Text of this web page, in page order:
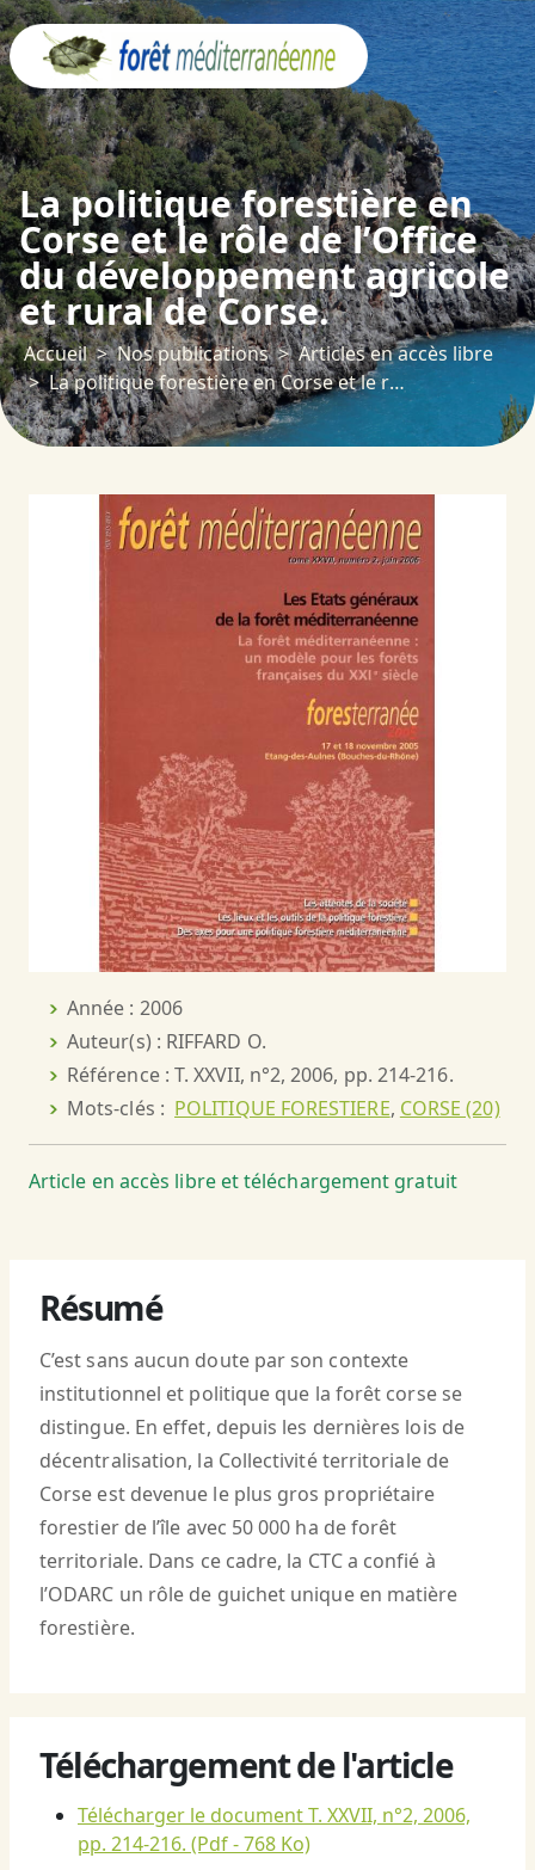
La politique forestière en
Corse et le rôle de l’Office
du développement agricole
et rural de Corse.
Accueil Nos publications
Articles en accès libre
La politique forestière en Corse et le rôle de l’Office du développement agricole et rural de Corse.
Année : 2006
Auteur(s) : RIFFARD O.
Référence : T. XXVII, n°2, 2006, pp. 214-216.
Mots-clés : POLITIQUE FORESTIERE, CORSE (20)
Article en accès libre et téléchargement gratuit
Résumé
C’est sans aucun doute par son contexte
institutionnel et politique que la forêt corse se
distingue. En effet, depuis les dernières lois de
décentralisation, la Collectivité territoriale de
Corse est devenue le plus gros propriétaire
forestier de l’île avec 50 000 ha de forêt
territoriale. Dans ce cadre, la CTC a confié à
l’ODARC un rôle de guichet unique en matière
forestière.
Téléchargement de l'article
Télécharger le document T. XXVII, n°2, 2006,
pp. 214-216. (Pdf - 768 Ko)
Panneau de gestion des cookies